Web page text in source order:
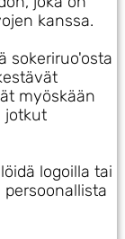
kanssa.
sokeriruo'osta
myöskään
jotkut
logoilla tai